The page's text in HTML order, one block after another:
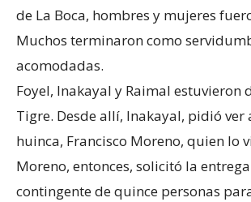
de La Boca, hombres y mujeres
Muchos terminaron como
acomodadas.
Foyel, Inakayal y Raimal estuvieron
Tigre. Desde allí, Inakayal, pidió ver
huinca, Francisco Moreno, quien lo
Moreno, entonces, solicitó la
contingente de quince personas